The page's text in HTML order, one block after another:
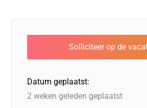
Datum geplaatst:
2 weken geleden geplaatst